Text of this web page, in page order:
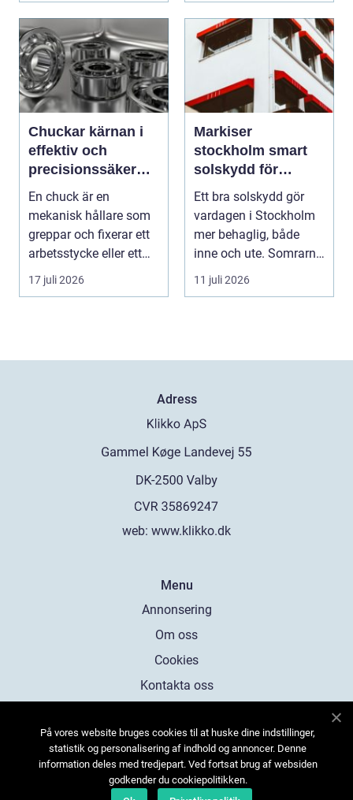
Chuckar kärnan i
effektiv och
precisionssäker
uppspänning
En chuck är en
mekanisk hållare som
greppar och fixerar ett
arbetsstycke eller ett
verktyg, oftast i...
17 juli 2026
Markiser
stockholm smart
solskydd för
stadsliv och
uteplatser
Ett bra solskydd gör
vardagen i Stockholm
mer behaglig, både
inne och ute. Somrarna
kan vara varma, ...
11 juli 2026
Adress
web: www.klikko.dk
Menu
Annonsering
Om oss
Cookies
Kontakta oss
På vores website bruges cookies til at huske dine indstillinger,
statistik og personalisering af indhold og annoncer. Denne
information deles med tredjepart. Ved fortsat brug af websiden
godkender du cookiepolitikken.